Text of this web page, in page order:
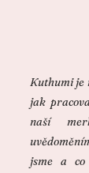
Kuthumi je
jak
naší
jsme a co